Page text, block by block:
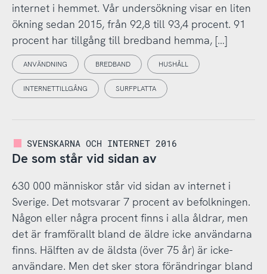
internet i hemmet. Vår undersökning visar en liten
ökning sedan 2015, från 92,8 till 93,4 procent. 91
procent har tillgång till bredband hemma, […]
ANVÄNDNING BREDBAND HUSHÅLL
INTERNETTILLGÅNG SURFPLATTA
SVENSKARNA OCH INTERNET 2016
De som står vid sidan av
630 000 människor står vid sidan av internet i
Sverige. Det motsvarar 7 procent av befolkningen.
Någon eller några procent finns i alla åldrar, men
det är framförallt bland de äldre icke användarna
finns. Hälften av de äldsta (över 75 år) är icke-
användare. Men det sker stora förändringar bland